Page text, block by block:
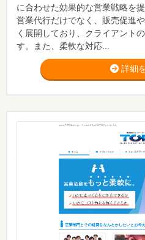
に合わせた効果的な営業戦略を
営業代行だけでなく、販売促進
く展開しており、クライアント
す。また、柔軟な対応...
詳細